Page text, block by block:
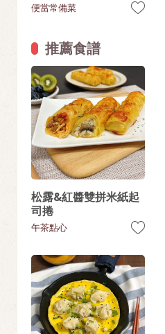
便當常備菜
推薦食譜
松露&紅醬雙拼米紙起
司捲
午茶點心